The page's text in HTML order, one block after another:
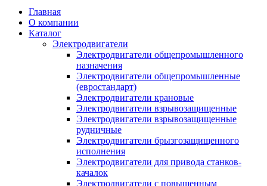
Главная
О компании
Каталог
Электродвигатели
Электродвигатели общепромышленного
назначения
Электродвигатели общепромышленные
(евростандарт)
Электродвигатели крановые
Электродвигатели взрывозащищенные
Электродвигатели взрывозащищенные
рудничные
Электродвигатели брызгозащищенного
исполнения
Электродвигатели для привода станков-
качалок
Электродвигатели с повышенным